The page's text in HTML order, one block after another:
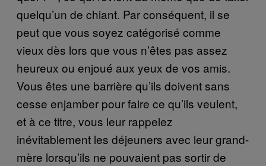
quelqu’un de chiant. Par conséquent, il se
peut que vous soyez catégorisé comme
vieux dès lors que vous n’êtes pas assez
heureux ou enjoué aux yeux de vos amis.
Vous êtes une barrière qu’ils doivent sans
cesse enjamber pour faire ce qu’ils veulent,
et à ce titre, vous leur rappelez
inévitablement les déjeuners avec leur grand-
mère lorsqu’ils ne pouvaient pas sortir de